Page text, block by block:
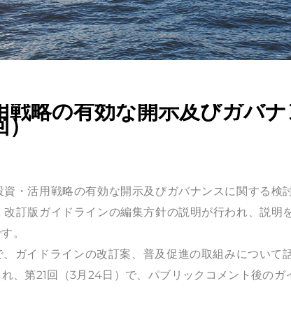
戦略の有効な開示及びガバ
）
資・活用戦略の有効な開示及びガバナンスに関する検
訂版ガイドラインの編集方針の説明が行われ、説明
。
ガイドラインの改訂案、普及促進の取組みについて
、第21回（3月24日）で、パブリックコメント後のガ